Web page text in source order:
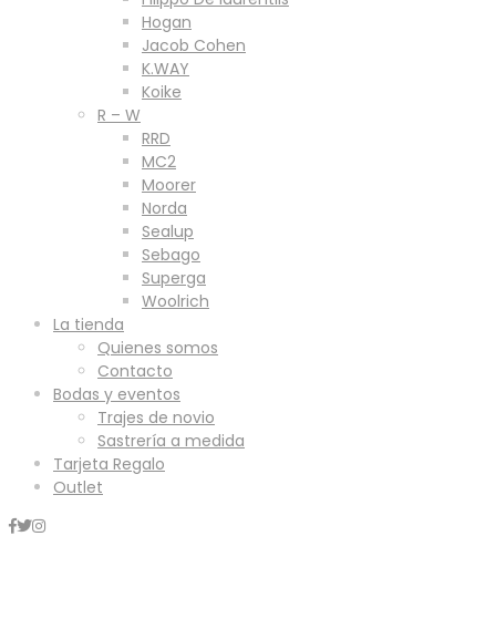
Hogan
Jacob Cohen
K.WAY
Koike
R – W
RRD
MC2
Moorer
Norda
Sealup
Sebago
Superga
Woolrich
La tienda
Quienes somos
Contacto
Bodas y eventos
Trajes de novio
Sastrería a medida
Tarjeta Regalo
Outlet